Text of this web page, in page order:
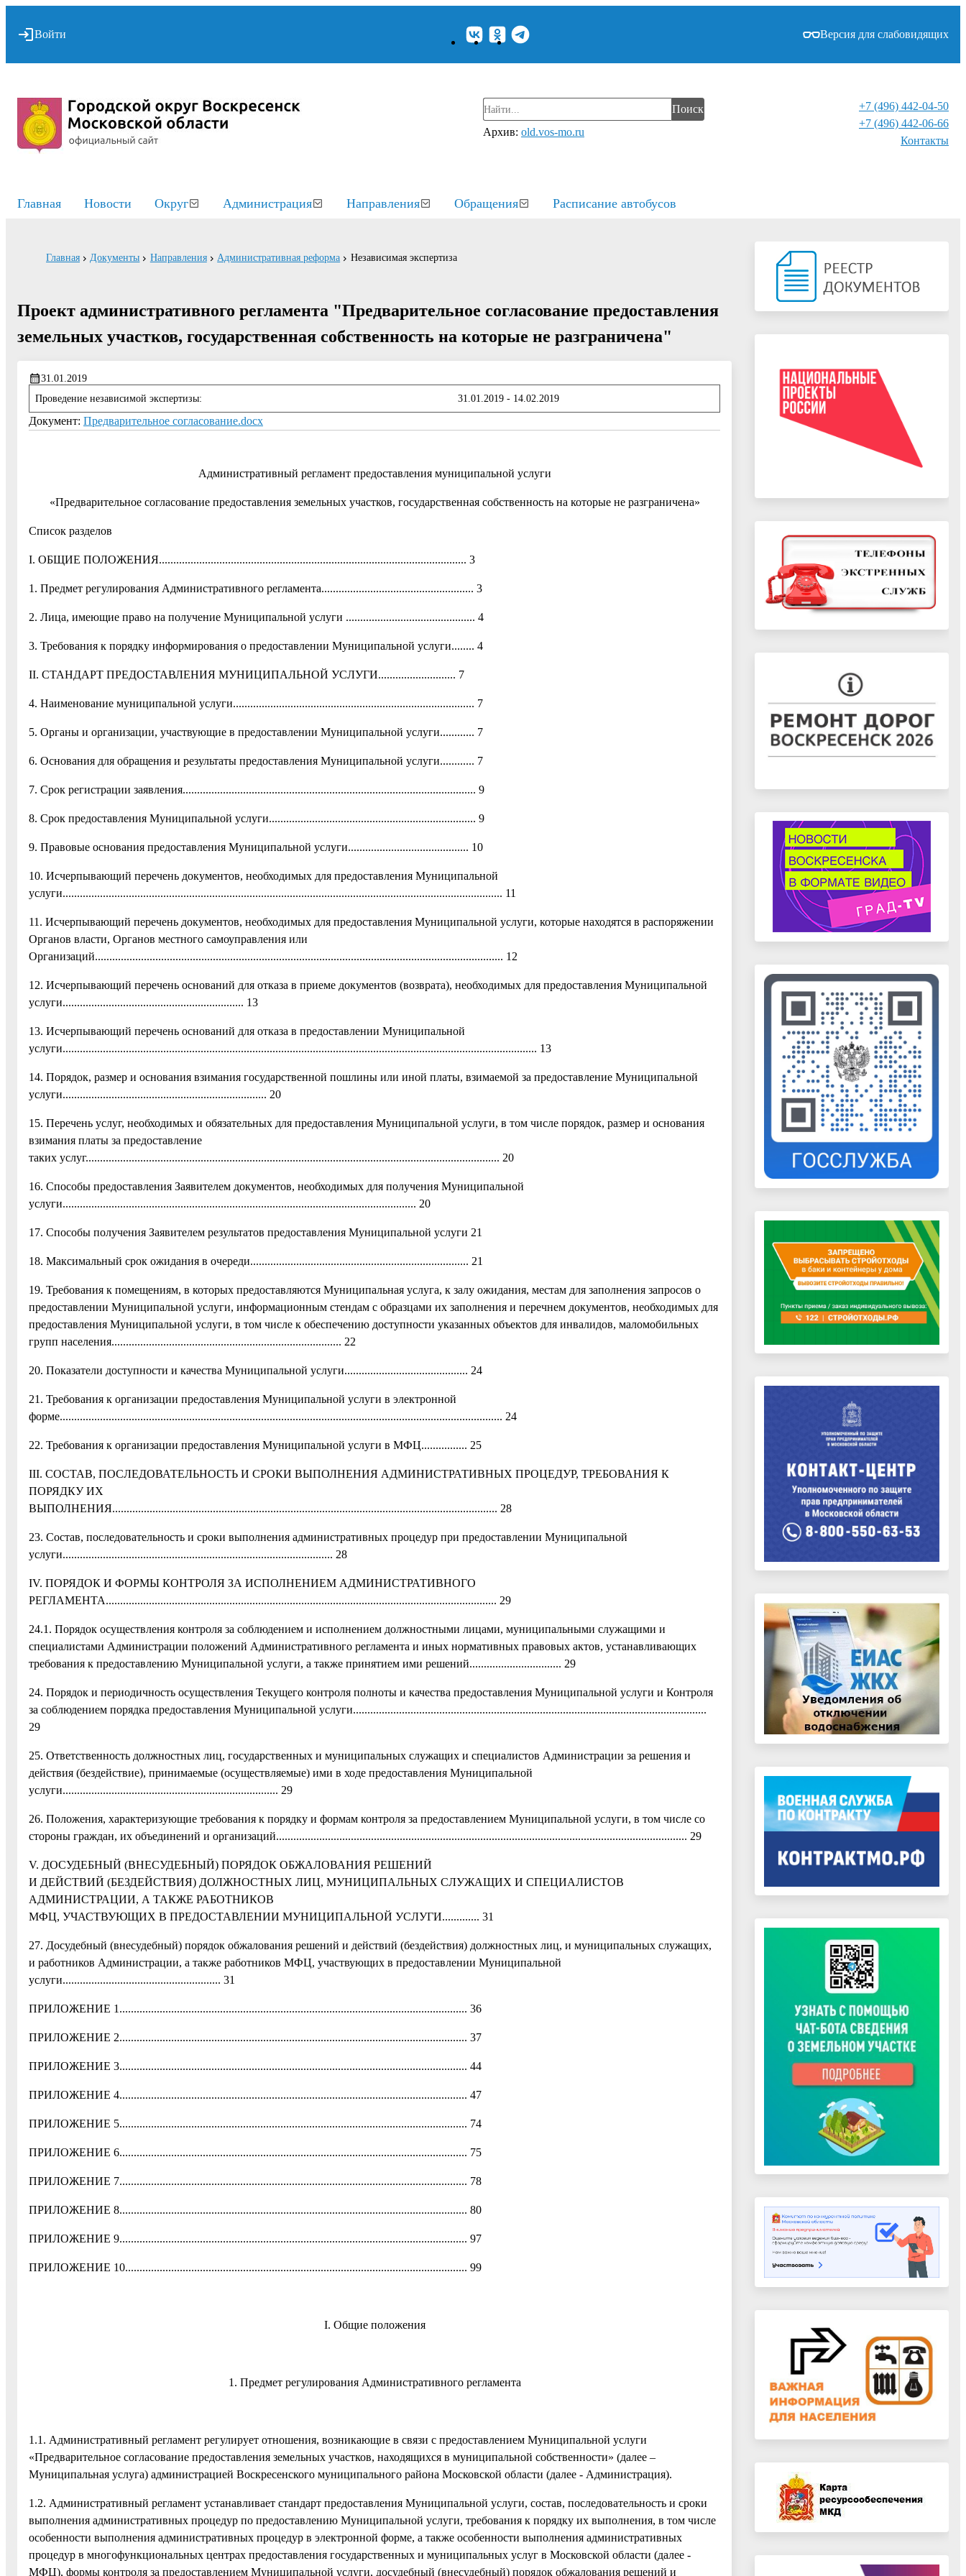
Войти Версия для слабовидящих
Поиск
Архив: old.vos-mo.ru
+7 (496) 442-04-50
+7 (496) 442-06-66
Контакты⁠
Главная Новости Округ Администрация Направления Обращения Расписание автобусов
Главная Документы Направления Административная реформа Независимая экспертиза
Проект административного регламента "Предварительное согласование предоставления
земельных участков, государственная собственность на которые не разграничена"
31.01.2019
Проведение независимой экспертизы:
31.01.2019 - 14.02.2019
Документ: Предварительное согласование.docx
Административный регламент предоставления муниципальной услуги
«Предварительное согласование предоставления земельных участков, государственная собственность на которые не разграничена»
Список разделов
I. ОБЩИЕ ПОЛОЖЕНИЯ........................................................................................................... 3
1. Предмет регулирования Административного регламента..................................................... 3
2. Лица, имеющие право на получение Муниципальной услуги ............................................. 4
3. Требования к порядку информирования о предоставлении Муниципальной услуги........ 4
II. СТАНДАРТ ПРЕДОСТАВЛЕНИЯ МУНИЦИПАЛЬНОЙ УСЛУГИ........................... 7
4. Наименование муниципальной услуги.................................................................................... 7
5. Органы и организации, участвующие в предоставлении Муниципальной услуги............ 7
6. Основания для обращения и результаты предоставления Муниципальной услуги............ 7
7. Срок регистрации заявления...................................................................................................... 9
8. Срок предоставления Муниципальной услуги........................................................................ 9
9. Правовые основания предоставления Муниципальной услуги.......................................... 10
10. Исчерпывающий перечень документов, необходимых для предоставления Муниципальной
услуги......................................................................................................................................................... 11
11. Исчерпывающий перечень документов, необходимых для предоставления Муниципальной услуги, которые находятся в распоряжении
Органов власти, Органов местного самоуправления или
Организаций.............................................................................................................................................. 12
12. Исчерпывающий перечень оснований для отказа в приеме документов (возврата), необходимых для предоставления Муниципальной
услуги............................................................... 13
13. Исчерпывающий перечень оснований для отказа в предоставлении Муниципальной
услуги..................................................................................................................................................................... 13
14. Порядок, размер и основания взимания государственной пошлины или иной платы, взимаемой за предоставление Муниципальной
услуги....................................................................... 20
15. Перечень услуг, необходимых и обязательных для предоставления Муниципальной услуги, в том числе порядок, размер и основания
взимания платы за предоставление
таких услуг................................................................................................................................................ 20
16. Способы предоставления Заявителем документов, необходимых для получения Муниципальной
услуги........................................................................................................................... 20
17. Способы получения Заявителем результатов предоставления Муниципальной услуги 21
18. Максимальный срок ожидания в очереди............................................................................ 21
19. Требования к помещениям, в которых предоставляются Муниципальная услуга, к залу ожидания, местам для заполнения запросов о
предоставлении Муниципальной услуги, информационным стендам с образцами их заполнения и перечнем документов, необходимых для
предоставления Муниципальной услуги, в том числе к обеспечению доступности указанных объектов для инвалидов, маломобильных
групп населения................................................................................ 22
20. Показатели доступности и качества Муниципальной услуги........................................... 24
21. Требования к организации предоставления Муниципальной услуги в электронной
форме.......................................................................................................................................................... 24
22. Требования к организации предоставления Муниципальной услуги в МФЦ................ 25
III. СОСТАВ, ПОСЛЕДОВАТЕЛЬНОСТЬ И СРОКИ ВЫПОЛНЕНИЯ АДМИНИСТРАТИВНЫХ ПРОЦЕДУР, ТРЕБОВАНИЯ К
ПОРЯДКУ ИХ
ВЫПОЛНЕНИЯ...................................................................................................................................... 28
23. Состав, последовательность и сроки выполнения административных процедур при предоставлении Муниципальной
услуги.............................................................................................. 28
IV. ПОРЯДОК И ФОРМЫ КОНТРОЛЯ ЗА ИСПОЛНЕНИЕМ АДМИНИСТРАТИВНОГО
РЕГЛАМЕНТА........................................................................................................................................ 29
24.1. Порядок осуществления контроля за соблюдением и исполнением должностными лицами, муниципальными служащими и
специалистами Администрации положений Административного регламента и иных нормативных правовых актов, устанавливающих
требования к предоставлению Муниципальной услуги, а также принятием ими решений................................ 29
24. Порядок и периодичность осуществления Текущего контроля полноты и качества предоставления Муниципальной услуги и Контроля
за соблюдением порядка предоставления Муниципальной услуги...........................................................................................................................
29
25. Ответственность должностных лиц, государственных и муниципальных служащих и специалистов Администрации за решения и
действия (бездействие), принимаемые (осуществляемые) ими в ходе предоставления Муниципальной
услуги........................................................................... 29
26. Положения, характеризующие требования к порядку и формам контроля за предоставлением Муниципальной услуги, в том числе со
стороны граждан, их объединений и организаций............................................................................................................................................... 29
V. ДОСУДЕБНЫЙ (ВНЕСУДЕБНЫЙ) ПОРЯДОК ОБЖАЛОВАНИЯ РЕШЕНИЙ
И ДЕЙСТВИЙ (БЕЗДЕЙСТВИЯ) ДОЛЖНОСТНЫХ ЛИЦ, МУНИЦИПАЛЬНЫХ СЛУЖАЩИХ И СПЕЦИАЛИСТОВ
АДМИНИСТРАЦИИ, А ТАКЖЕ РАБОТНИКОВ
МФЦ, УЧАСТВУЮЩИХ В ПРЕДОСТАВЛЕНИИ МУНИЦИПАЛЬНОЙ УСЛУГИ............. 31
27. Досудебный (внесудебный) порядок обжалования решений и действий (бездействия) должностных лиц, и муниципальных служащих,
и работников Администрации, а также работников МФЦ, участвующих в предоставлении Муниципальной
услуги....................................................... 31
ПРИЛОЖЕНИЕ 1......................................................................................................................... 36
ПРИЛОЖЕНИЕ 2......................................................................................................................... 37
ПРИЛОЖЕНИЕ 3......................................................................................................................... 44
ПРИЛОЖЕНИЕ 4......................................................................................................................... 47
ПРИЛОЖЕНИЕ 5......................................................................................................................... 74
ПРИЛОЖЕНИЕ 6......................................................................................................................... 75
ПРИЛОЖЕНИЕ 7......................................................................................................................... 78
ПРИЛОЖЕНИЕ 8......................................................................................................................... 80
ПРИЛОЖЕНИЕ 9......................................................................................................................... 97
ПРИЛОЖЕНИЕ 10....................................................................................................................... 99
I. Общие положения
1. Предмет регулирования Административного регламента
1.1. Административный регламент регулирует отношения, возникающие в связи с предоставлением Муниципальной услуги
«Предварительное согласование предоставления земельных участков, находящихся в муниципальной собственности» (далее –
Муниципальная услуга) администрацией Воскресенского муниципального района Московской области (далее - Администрация).
1.2. Административный регламент устанавливает стандарт предоставления Муниципальной услуги, состав, последовательность и сроки
выполнения административных процедур по предоставлению Муниципальной услуги, требования к порядку их выполнения, в том числе
особенности выполнения административных процедур в электронной форме, а также особенности выполнения административных
процедур в многофункциональных центрах предоставления государственных и муниципальных услуг в Московской области (далее -
МФЦ), формы контроля за предоставлением Муниципальной услуги, досудебный (внесудебный) порядок обжалования решений и